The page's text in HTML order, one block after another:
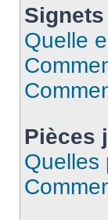
Quelle
Pièces
Quelles